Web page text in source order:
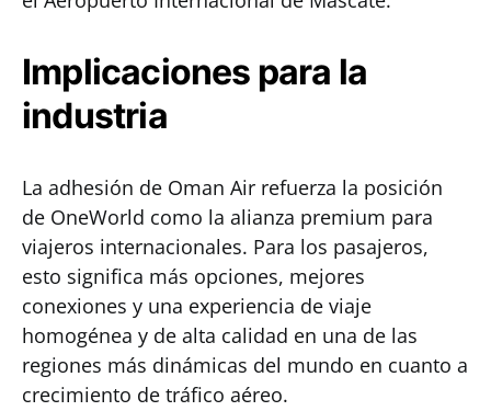
Implicaciones para la
industria
La adhesión de Oman Air refuerza la posición
de OneWorld como la alianza premium para
viajeros internacionales. Para los pasajeros,
esto significa más opciones, mejores
conexiones y una experiencia de viaje
homogénea y de alta calidad en una de las
regiones más dinámicas del mundo en cuanto a
crecimiento de tráfico aéreo.